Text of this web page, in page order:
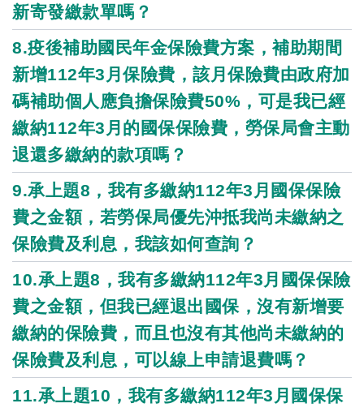
新寄發繳款單嗎？
8.疫後補助國民年金保險費方案，補助期間
新增112年3月保險費，該月保險費由政府加
碼補助個人應負擔保險費50%，可是我已經
繳納112年3月的國保保險費，勞保局會主動
退還多繳納的款項嗎？
9.承上題8，我有多繳納112年3月國保保險
費之金額，若勞保局優先沖抵我尚未繳納之
保險費及利息，我該如何查詢？
10.承上題8，我有多繳納112年3月國保保險
費之金額，但我已經退出國保，沒有新增要
繳納的保險費，而且也沒有其他尚未繳納的
保險費及利息，可以線上申請退費嗎？
11.承上題10，我有多繳納112年3月國保保